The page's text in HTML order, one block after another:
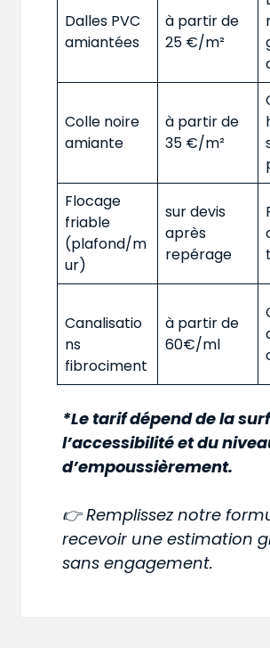
Dalles PVC
amiantées
à partir de
25 €/m²
Colle noire
amiante
à partir de
35 €/m²
Flocage
friable
(plafond/m
ur)
sur devis
après
repérage
Canalisatio
ns
fibrociment
à partir de
60€/ml
*Le tarif dépend de la
l’accessibilité et du
d’empoussièrement.
👉 Remplissez notre
recevoir une estimation
sans engagement.